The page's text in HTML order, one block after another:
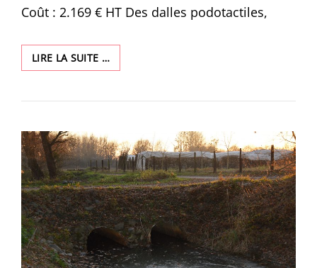
Coût : 2.169 € HT Des dalles podotactiles,
LIRE LA SUITE …TRAVAUX
D’ACCESSIBILITÉ